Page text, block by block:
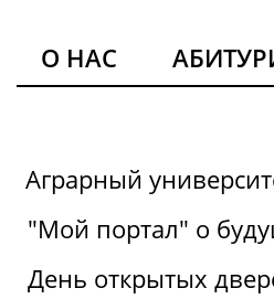
О НАС
Аграрный
"Мой портал" о
День открытых